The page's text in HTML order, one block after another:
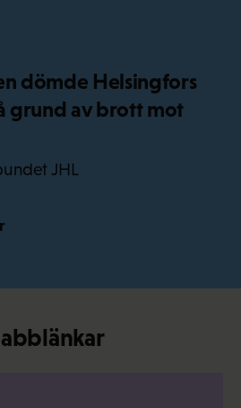
dömde Helsingfors
grund av brott mot
JHL